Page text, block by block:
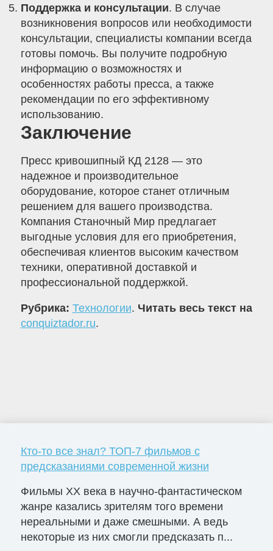
Поддержка и консультации. В случае
возникновения вопросов или необходимости
консультации, специалисты компании всегда
готовы помочь. Вы получите подробную
информацию о возможностях и
особенностях работы пресса, а также
рекомендации по его эффективному
использованию.
Заключение
Пресс кривошипный КД 2128 — это
надежное и производительное
оборудование, которое станет отличным
решением для вашего производства.
Компания Станочный Мир предлагает
выгодные условия для его приобретения,
обеспечивая клиентов высоким качеством
техники, оперативной доставкой и
профессиональной поддержкой.
Рубрика: Технологии. Читать весь текст на
conquiztador.ru.
Кто-то все знал? ТОП-7 фильмов с
предсказаниями современной жизни
Фильмы ХХ века в научно-фантастическом
жанре казались зрителям того времени
нереальными и даже смешными. А ведь
некоторые из них смогли предсказать п...